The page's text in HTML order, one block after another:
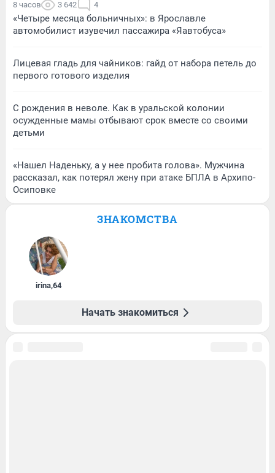
8 часов 3 642 4
«Четыре месяца больничных»: в Ярославле
автомобилист изувечил пассажира «Яавтобуса»
Лицевая гладь для чайников: гайд от набора петель до
первого готового изделия
С рождения в неволе. Как в уральской колонии
осужденные мамы отбывают срок вместе со своими
детьми
«Нашел Наденьку, а у нее пробита голова». Мужчина
рассказал, как потерял жену при атаке БПЛА в Архипо-
Осиповке
ЗНАКОМСТВА
irina,64
Начать знакомиться